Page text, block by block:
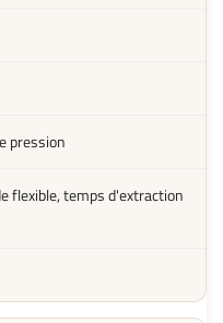
pression
flexible, temps d'extraction